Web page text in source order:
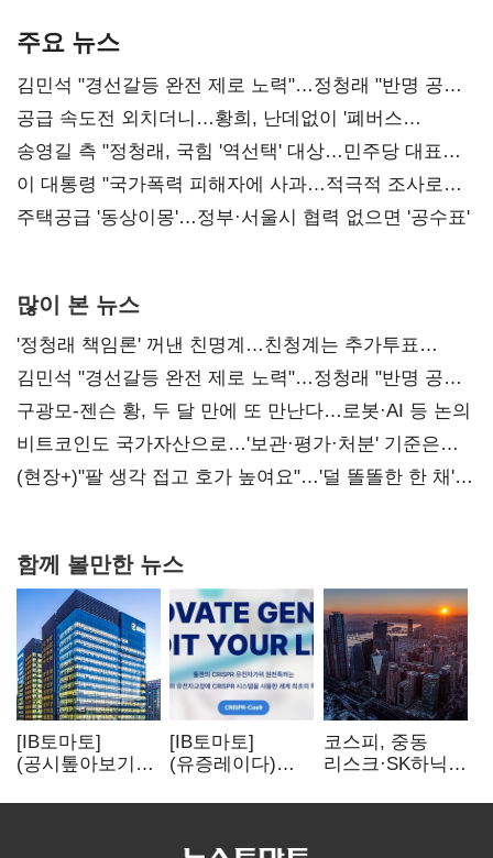
주요 뉴스
김민석 "경선갈등 완전 제로 노력"…정청래 "반명 공세
사과부터"
공급 속도전 외치더니…황희, 난데없이 '폐버스
리모델링' 제안
송영길 측 "정청래, 국힘 '역선택' 대상…민주당 대표로
총선 지휘 못해"
이 대통령 "국가폭력 피해자에 사과…적극적 조사로
진실 밝혀야"
주택공급 '동상이몽'…정부·서울시 협력 없으면 '공수표'
많이 본 뉴스
'정청래 책임론' 꺼낸 친명계…친청계는 추가투표
때리기
김민석 "경선갈등 완전 제로 노력"…정청래 "반명 공세
사과부터"
구광모-젠슨 황, 두 달 만에 또 만난다…로봇·AI 등 논의
비트코인도 국가자산으로…'보관·평가·처분' 기준은
숙제
(현장+)"팔 생각 접고 호가 높여요"…'덜 똘똘한 한 채'
함께 볼만한 뉴스
[IB토마토]
(공시톺아보기)
바로 매출로
[IB토마토]
(유증레이다)
3분의 1 토막…
비용부터 챙긴다
코스피, 중동
리스크·SK하닉
뒷걸음